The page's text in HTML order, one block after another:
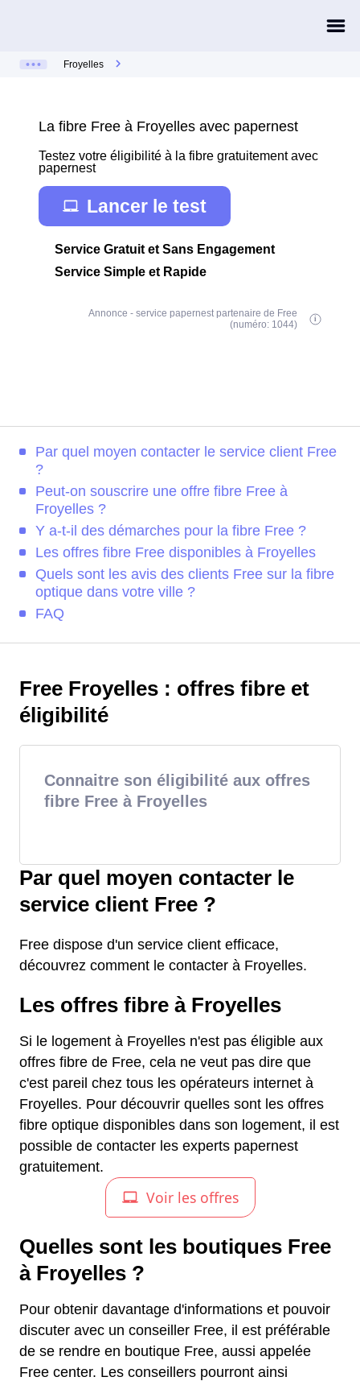
Froyelles
La fibre Free à Froyelles avec papernest
Testez votre éligibilité à la fibre gratuitement avec
papernest
Lancer le test
Service Gratuit et Sans Engagement
Service Simple et Rapide
Annonce - service papernest partenaire de Free
(numéro: 1044)
Par quel moyen contacter le service client Free
?
Peut-on souscrire une offre fibre Free à
Froyelles ?
Y a-t-il des démarches pour la fibre Free ?
Les offres fibre Free disponibles à Froyelles
Quels sont les avis des clients Free sur la fibre
optique dans votre ville ?
FAQ
Free Froyelles : offres fibre et
éligibilité
Connaitre son éligibilité aux offres
fibre Free à Froyelles
Par quel moyen contacter le
service client Free ?
Free dispose d'un service client efficace,
découvrez comment le contacter à Froyelles.
Les offres fibre à Froyelles
Si le logement à Froyelles n'est pas éligible aux
offres fibre de Free, cela ne veut pas dire que
c'est pareil chez tous les opérateurs internet à
Froyelles. Pour découvrir quelles sont les offres
fibre optique disponibles dans son logement, il est
possible de contacter les experts papernest
gratuitement.
Quelles sont les boutiques Free
à Froyelles ?
Pour obtenir davantage d'informations et pouvoir
discuter avec un conseiller Free, il est préférable
de se rendre en boutique Free, aussi appelée
Free center. Les conseillers pourront ainsi